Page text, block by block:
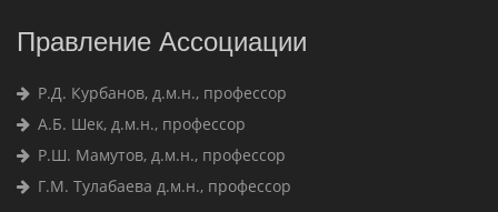
Правление Ассоциации
Р.Д. Курбанов, д.м.н., профессор
А.Б. Шек, д.м.н., профессор
Р.Ш. Мамутов, д.м.н., профессор
Г.М. Тулабаева д.м.н., профессор